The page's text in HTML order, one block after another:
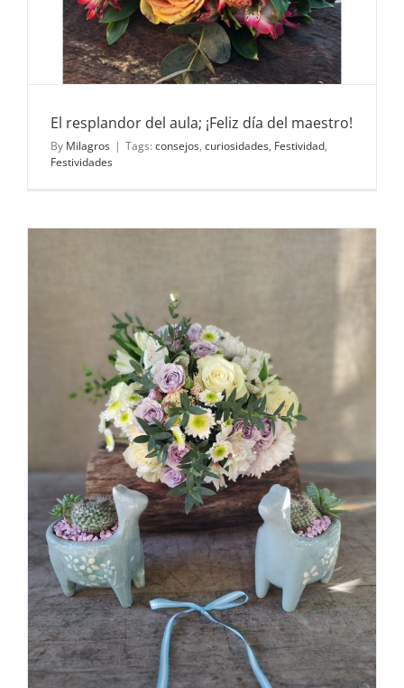
El resplandor del aula; ¡Feliz día del maestro!
By Milagros | Tags: consejos, curiosidades, Festividad,
Festividades